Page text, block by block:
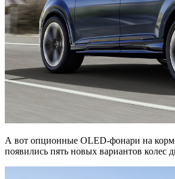
А вот опционные OLED-фонари на
появились пять новых вариантов колес